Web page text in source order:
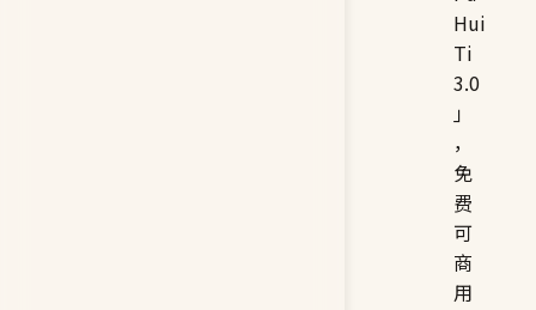
Hui
Ti
3.0
」
，
免
费
可
商
用